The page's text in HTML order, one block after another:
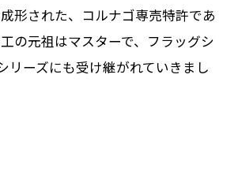
形された、コルナゴ専売特許であ
の元祖はマスターで、フラッグシ
リーズにも受け継がれていきまし